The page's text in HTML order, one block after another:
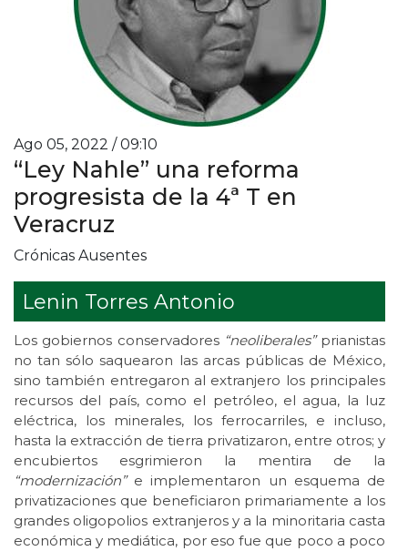
Ago 05, 2022 / 09:10
“Ley Nahle” una reforma
progresista de la 4ª T en
Veracruz
Crónicas Ausentes
Lenin Torres Antonio
Los gobiernos conservadores “neoliberales”prianistas
no tan sólo saquearon las arcas públicas de México,
sino también entregaron al extranjero los principales
recursos del país, como el petróleo, el agua, la luz
eléctrica, los minerales, los ferrocarriles, e incluso,
hasta la extracción de tierra privatizaron, entre otros; y
encubiertos esgrimieron la mentira de la
“modernización”e implementaron un esquema de
privatizaciones que beneficiaron primariamente a los
grandes oligopolios extranjeros y a la minoritaria casta
económica y mediática, por eso fue que poco a poco